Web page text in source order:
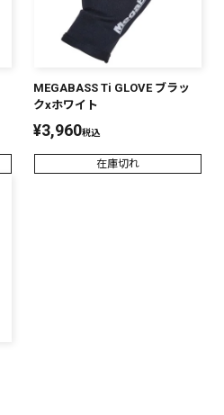
MEGABASS Ti GLOVE ブラッ
クxホワイト
¥3,960税込
在庫切れ